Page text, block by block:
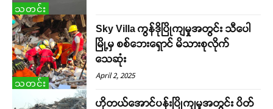
သတင်း
သတင်း
Sky Villa ကွန်ဒိုပြိုကျမှုအတွင်း သီပေါ
မြို့မှ စစ်ဘေးရှောင် မိသားစုလိုက်
သေဆုံး
April 2, 2025
ဟိုတယ်အောင်ပန်းပြိုကျမှုအတွင်း ပိတ်